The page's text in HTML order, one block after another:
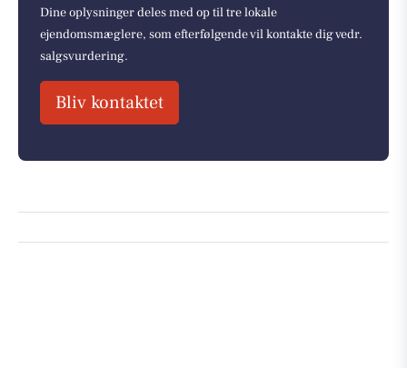
Dine oplysninger deles med op til tre lokale
ejendomsmæglere, som efterfølgende vil kontakte dig vedr.
salgsvurdering.
Bliv kontaktet